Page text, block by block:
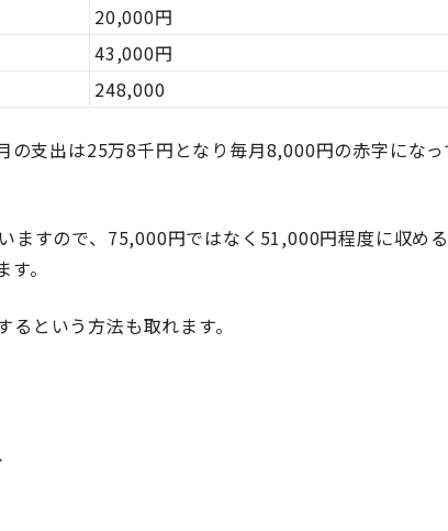
20,000円
43,000円
248,000
支出は25万8千円となり毎月8,000円の赤字にな
ますので、75,000円ではなく51,000円程度に収め
。
という方法も取れます。